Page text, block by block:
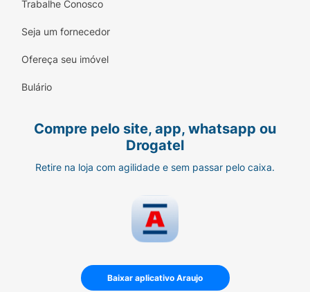
Trabalhe Conosco
Seja um fornecedor
Ofereça seu imóvel
Bulário
Compre pelo site, app, whatsapp ou
Drogatel
Retire na loja com agilidade e sem passar pelo caixa.
Baixar aplicativo Araujo